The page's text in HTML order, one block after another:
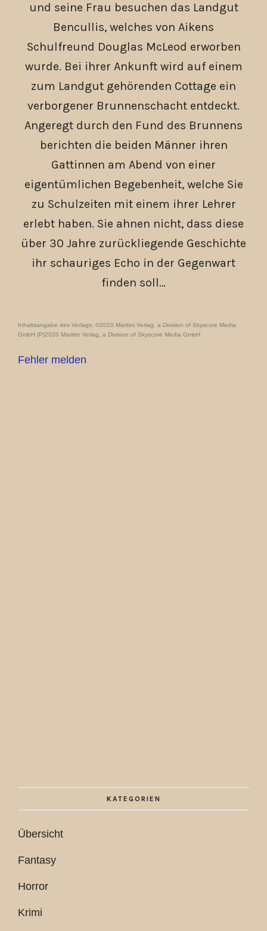
und seine Frau besuchen das Landgut
Bencullis, welches von Aikens
Schulfreund Douglas McLeod erworben
wurde. Bei ihrer Ankunft wird auf einem
zum Landgut gehörenden Cottage ein
verborgener Brunnenschacht entdeckt.
Angeregt durch den Fund des Brunnens
berichten die beiden Männer ihren
Gattinnen am Abend von einer
eigentümlichen Begebenheit, welche Sie
zu Schulzeiten mit einem ihrer Lehrer
erlebt haben. Sie ahnen nicht, dass diese
über 30 Jahre zurückliegende Geschichte
ihr schauriges Echo in der Gegenwart
finden soll…
Inhaltsangabe des Verlags; ©2020 Maritim Verlag, a Division of Skyscore Media
GmbH (P)2020 Maritim Verlag, a Division of Skyscore Media GmbH
Fehler melden
KATEGORIEN
Übersicht
Fantasy
Horror
Krimi